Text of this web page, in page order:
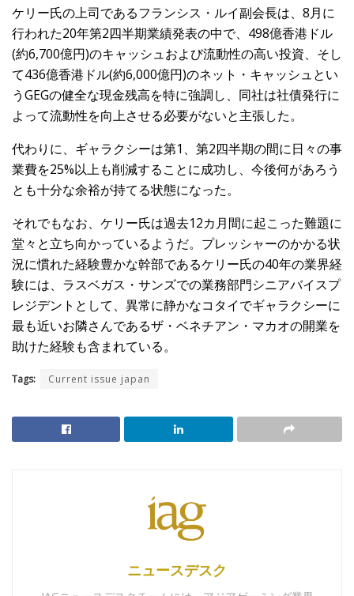
ケリー氏の上司であるフランシス・ルイ副会長は、8月に
行われた20年第2四半期業績発表の中で、498億香港ドル
(約6,700億円)のキャッシュおよび流動性の高い投資、そし
て436億香港ドル(約6,000億円)のネット・キャッシュとい
うGEGの健全な現金残高を特に強調し、同社は社債発行に
よって流動性を向上させる必要がないと主張した。
代わりに、ギャラクシーは第1、第2四半期の間に日々の事
業費を25%以上も削減することに成功し、今後何があろう
とも十分な余裕が持てる状態になった。
それでもなお、ケリー氏は過去12カ月間に起こった難題に
堂々と立ち向かっているようだ。プレッシャーのかかる状
況に慣れた経験豊かな幹部であるケリー氏の40年の業界経
験には、ラスベガス・サンズでの業務部門シニアバイスプ
レジデントとして、異常に静かなコタイでギャラクシーに
最も近いお隣さんであるザ・ベネチアン・マカオの開業を
助けた経験も含まれている。
Tags: Current issue japan
ニュースデスク